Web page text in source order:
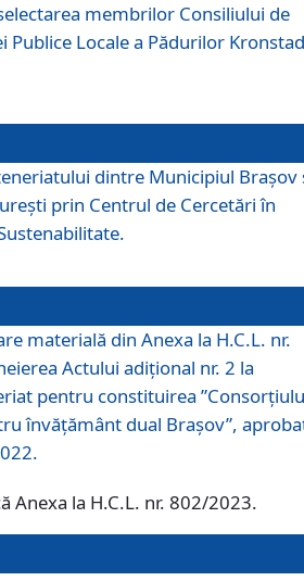
membrilor Consiliului de
Publice Locale a Pădurilor
dintre Municipiul Brașov
prin Centrul de Cercetări în
materială din Anexa la H.C.L. nr.
Actului adițional nr. 2 la
pentru constituirea
învățământ dual Brașov”,
Anexa la H.C.L. nr. 802/2023.